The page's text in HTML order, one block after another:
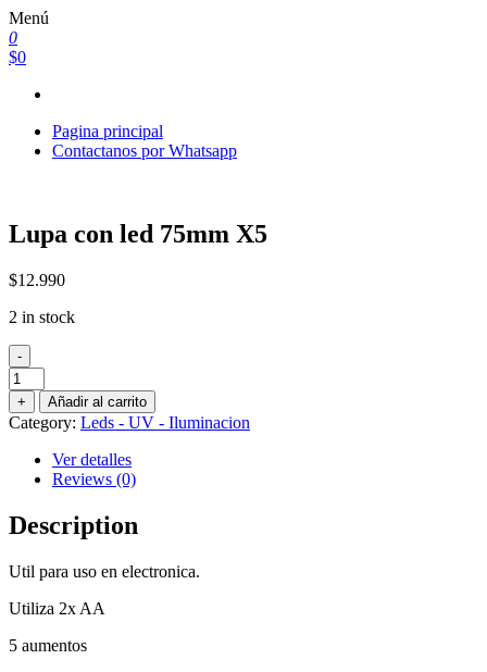
Saltar
al
contenido
Menú
0
$0
Pagina principal
Contactanos por Whatsapp
Lupa con led 75mm X5
$12.990
2 in stock
-
Lupa
con
led
75mm
quantity
+ Añadir al carrito
Category: Leds - UV - Iluminacion
Ver detalles
Reviews (0)
Description
Util para uso en electronica.
Utiliza 2x AA
5 aumentos